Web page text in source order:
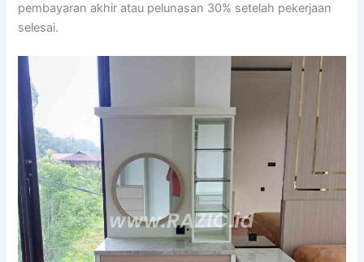
pembayaran akhir atau pelunasan 30% setelah pekerjaan
selesai.